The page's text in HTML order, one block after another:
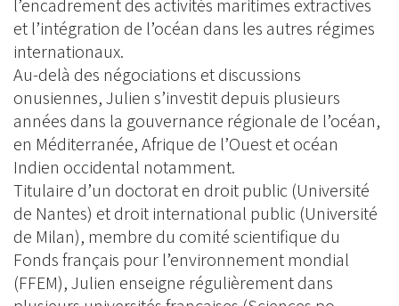
l’encadrement des activités maritimes extractives
et l’intégration de l’océan dans les autres régimes
internationaux.
Au-delà des négociations et discussions
onusiennes, Julien s’investit depuis plusieurs
années dans la gouvernance régionale de l’océan,
en Méditerranée, Afrique de l’Ouest et océan
Indien occidental notamment.
Titulaire d’un doctorat en droit public (Université
de Nantes) et droit international public (Université
de Milan), membre du comité scientifique du
Fonds français pour l’environnement mondial
(FFEM), Julien enseigne régulièrement dans